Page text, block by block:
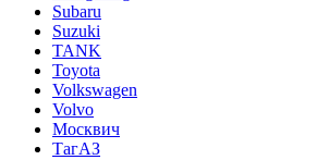
Subaru
Suzuki
TANK
Toyota
Volkswagen
Volvo
Москвич
ТагАЗ